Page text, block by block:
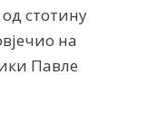
стотину
на
Павле